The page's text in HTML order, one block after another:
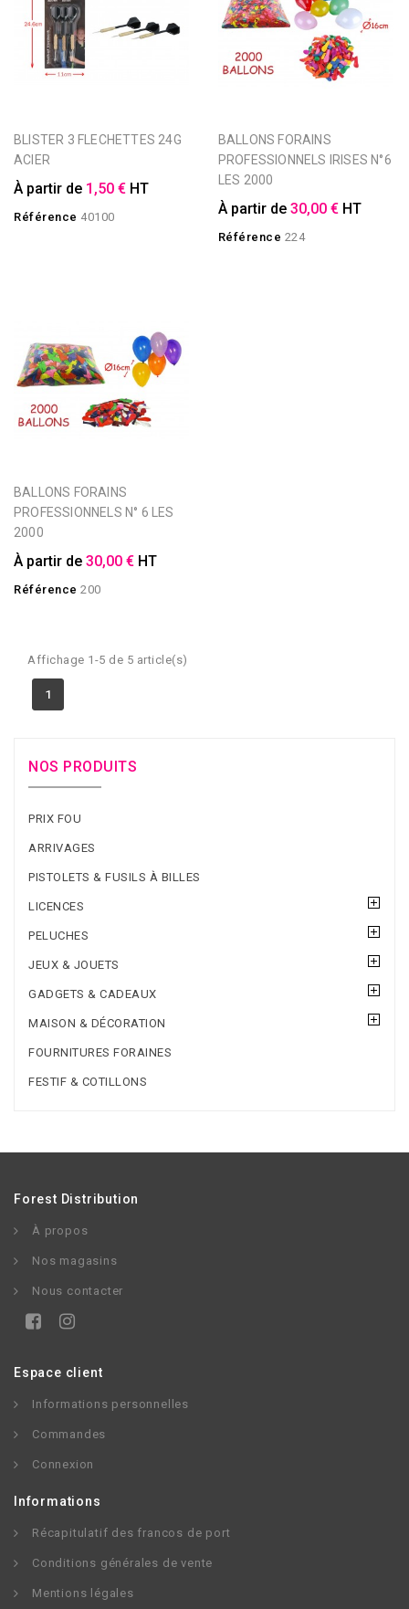
BLISTER 3 FLECHETTES 24G
ACIER
À partir de 1,50 € HT
Référence 40100
BALLONS FORAINS
PROFESSIONNELS IRISES N°6
LES 2000
À partir de 30,00 € HT
Référence 224
BALLONS FORAINS
PROFESSIONNELS N° 6 LES
2000
À partir de 30,00 € HT
Référence 200
Affichage 1-5 de 5 article(s)
1
NOS PRODUITS
PRIX FOU
ARRIVAGES
PISTOLETS & FUSILS À BILLES
LICENCES
PELUCHES
JEUX & JOUETS
GADGETS & CADEAUX
MAISON & DÉCORATION
FOURNITURES FORAINES
FESTIF & COTILLONS
Forest Distribution
À propos
Nos magasins
Nous contacter
Espace client
Informations personnelles
Commandes
Connexion
Informations
Récapitulatif des francos de port
Conditions générales de vente
Mentions légales